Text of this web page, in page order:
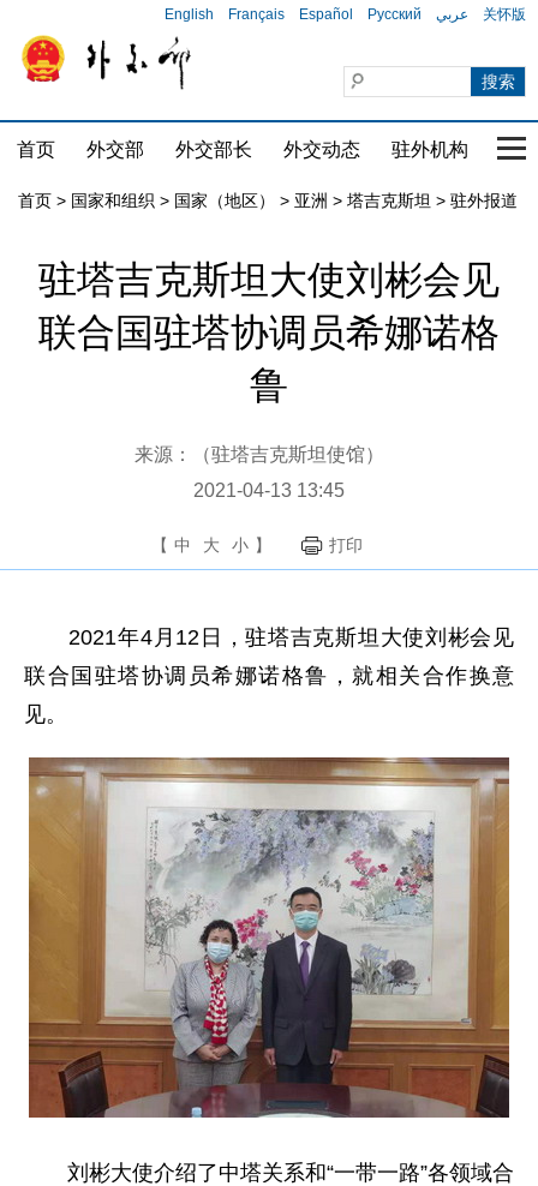
English Français Español Русский عربي 关怀版
首页 外交部 外交部长 外交动态 驻外机构 国
首页 > 国家和组织 > 国家（地区） > 亚洲 > 塔吉克斯坦 > 驻外报道
驻塔吉克斯坦大使刘彬会见
联合国驻塔协调员希娜诺格
鲁
来源：（驻塔吉克斯坦使馆）
2021-04-13 13:45
【 中 大 小 】 打印
2021年4月12日，驻塔吉克斯坦大使刘彬会见
联合国驻塔协调员希娜诺格鲁，就相关合作换意
见。
刘彬大使介绍了中塔关系和“一带一路”各领域合